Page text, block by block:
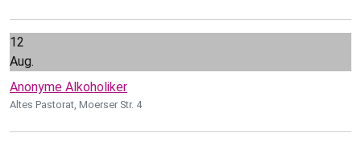
12
Aug.
Anonyme Alkoholiker
Altes Pastorat, Moerser Str. 4